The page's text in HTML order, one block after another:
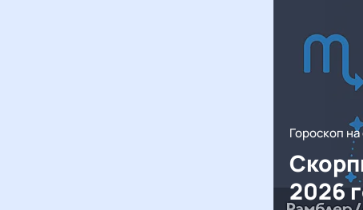
Гороскоп
2026